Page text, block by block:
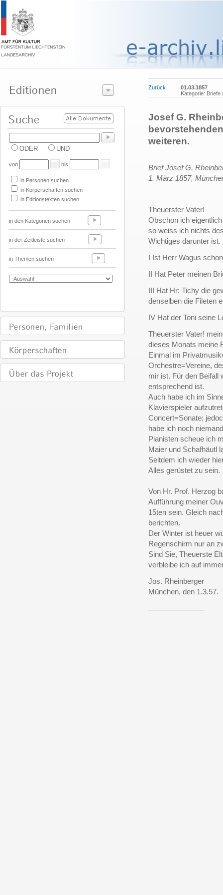
ODER UND
von bis
in Personen suchen
in Körperschaften suchen
in Editionstexten suchen
in den Kategorien suchen
in der Zeitleiste suchen
in Themen suchen
Zurück
01.03.1857
Kategorie:
Josef G.
weiteren.
Brief Josef G.
1. März 1857,
Theuerster Vater!
Obschon ich
so weiss ich nichts
Wichtiges darunter ist.
I Ist Herr Wagus
II Hat Peter meinen
III Hat Hr: Tichy die
denselben die Fileten
IV Hat der Toni seine
Theuerster Vater!
dieses Monats meine
Einmal im
Orchestre=Vereine,
mir ist. Für den Beifall
entsprechend ist.
Auch habe ich im
Klavierspieler
Concert=Sonate;
habe ich noch
Pianisten scheue ich
Maier und Schafhäutl
Seitdem ich wieder
Alles gerüstet zu sein.
Von Hr. Prof. Herzog
Aufführung meiner
15ten sein. Gleich
berichten.
Der Winter ist heuer
Regenschirm nur an
Sind Sie, Theuerste
verbleibe ich auf
Jos. Rheinberger
München, den 1.3.57.